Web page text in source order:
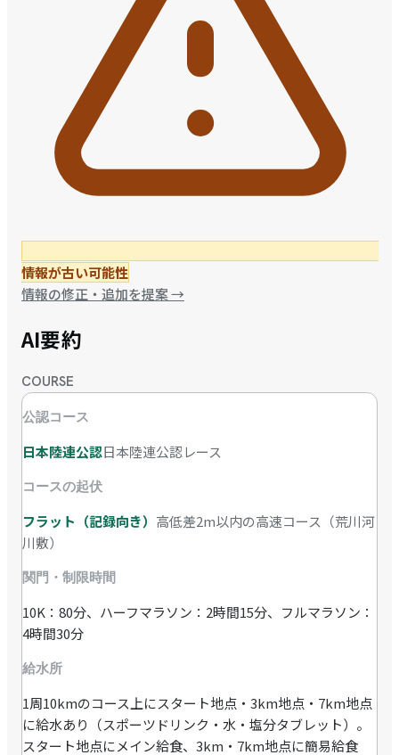
情報が古い可能性
情報の修正・追加を提案→
AI要約
COURSE
公認コース
日本陸連公認日本陸連公認レース
コースの起伏
フラット（記録向き） 高低差2m以内の高速コース（荒川河
川敷）
関門・制限時間
10K：80分、ハーフマラソン：2時間15分、フルマラソン：
4時間30分
給水所
1周10kmのコース上にスタート地点・3km地点・7km地点
に給水あり（スポーツドリンク・水・塩分タブレット）。
スタート地点にメイン給食、3km・7km地点に簡易給食